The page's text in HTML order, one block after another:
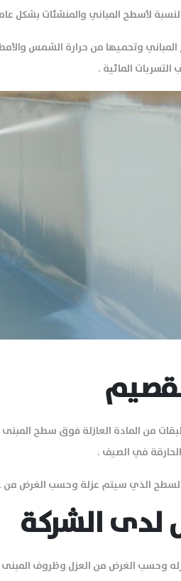
لأسطح المباني والمنشئات بشكل
وتحميها من حرارة الشمس
المائية .
من المادة العازلة فوق سطح المبنى .
في الصيف .
الذي سيتم عزلة وحسب الغرض من
لدى الشركة
وحسب الغرض من العزل وظروف المبنى